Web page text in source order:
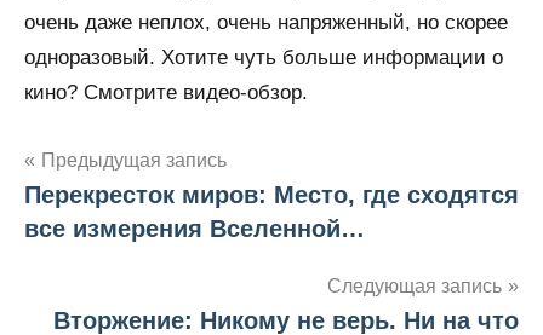
очень даже неплох, очень напряженный, но скорее
одноразовый. Хотите чуть больше информации о
кино? Смотрите видео-обзор.
Навигация
по
Предыдущая запись
Перекресток миров: Место, где сходятся
все измерения Вселенной…
Следующая запись
Вторжение: Никому не верь. Ни на что